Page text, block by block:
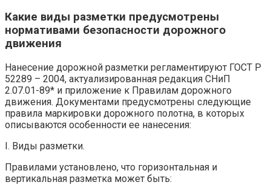
Какие виды разметки предусмотрены
нормативами безопасности дорожного
движения
Нанесение дорожной разметки регламентируют ГОСТ Р
52289 – 2004, актуализированная редакция СНиП
2.07.01-89* и приложение к Правилам дорожного
движения. Документами предусмотрены следующие
правила маркировки дорожного полотна, в которых
описываются особенности ее нанесения:
I. Виды разметки.
Правилами установлено, что горизонтальная и
вертикальная разметка может быть: